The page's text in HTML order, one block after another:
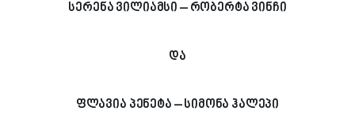
სერენა ვილიამსი – რობერტა ვინჩი
და
ფლავია პენეტა – სიმონა ჰალეპი